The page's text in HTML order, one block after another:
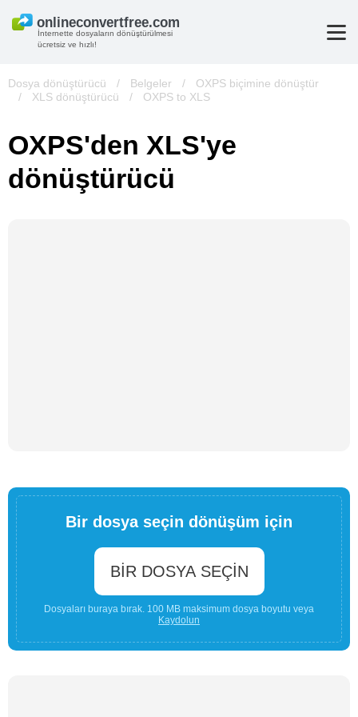
İnternette dosyaların dönüştürülmesi
ücretsiz ve hızlı!
Dosya dönüştürücü / Belgeler /
OXPS biçimine dönüştür
/
XLS dönüştürücü / OXPS to XLS
OXPS'den XLS'ye
dönüştürücü
Bir dosya seçin dönüşüm için
BIR DOSYA SEÇIN
Dosyaları buraya bırak. 100 MB maksimum dosya boyutu veya
Kaydolun